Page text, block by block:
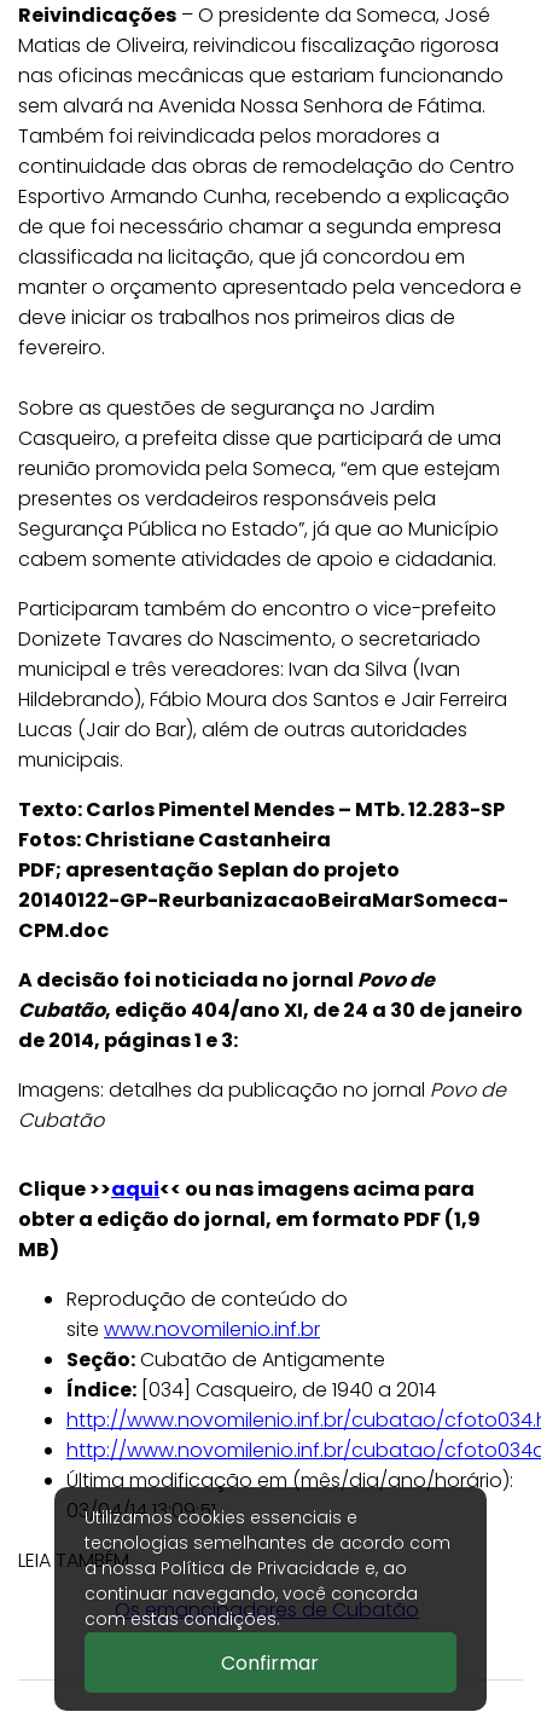
Reivindicações – O presidente da Someca, José
Matias de Oliveira, reivindicou fiscalização rigorosa
nas oficinas mecânicas que estariam funcionando
sem alvará na Avenida Nossa Senhora de Fátima.
Também foi reivindicada pelos moradores a
continuidade das obras de remodelação do Centro
Esportivo Armando Cunha, recebendo a explicação
de que foi necessário chamar a segunda empresa
classificada na licitação, que já concordou em
manter o orçamento apresentado pela vencedora e
deve iniciar os trabalhos nos primeiros dias de
fevereiro.
Sobre as questões de segurança no Jardim
Casqueiro, a prefeita disse que participará de uma
reunião promovida pela Someca, “em que estejam
presentes os verdadeiros responsáveis pela
Segurança Pública no Estado”, já que ao Município
cabem somente atividades de apoio e cidadania.
Participaram também do encontro o vice-prefeito
Donizete Tavares do Nascimento, o secretariado
municipal e três vereadores: Ivan da Silva (Ivan
Hildebrando), Fábio Moura dos Santos e Jair Ferreira
Lucas (Jair do Bar), além de outras autoridades
municipais.
Texto: Carlos Pimentel Mendes – MTb. 12.283-SP
Fotos: Christiane Castanheira
PDF; apresentação Seplan do projeto
20140122-GP-ReurbanizacaoBeiraMarSomeca-
CPM.doc
A decisão foi noticiada no jornal Povo de
Cubatão, edição 404/ano XI, de 24 a 30 de janeiro
de 2014, páginas 1 e 3:
Imagens: detalhes da publicação no jornal Povo de
Cubatão
Clique >>aqui<< ou nas imagens acima para
obter a edição do jornal, em formato PDF (1,9
MB)
Reprodução de conteúdo do
site www.novomilenio.inf.br
Seção:Cubatão de Antigamente
Índice: [034] Casqueiro, de 1940 a 2014
http://www.novomilenio.inf.br/cubatao/
http://www.novomilenio.inf.br/cubatao/
Última modificação em (mês/dia/ano/horário):
03/04/14 13:09:51
LEIA TAMBÉM
Os emancipadores de Cubatão
são dez
Utilizamos cookies essenciais e
tecnologias semelhantes de acordo com
a nossa Política de Privacidade e, ao
continuar navegando, você concorda
com estas condições.
Confirmar